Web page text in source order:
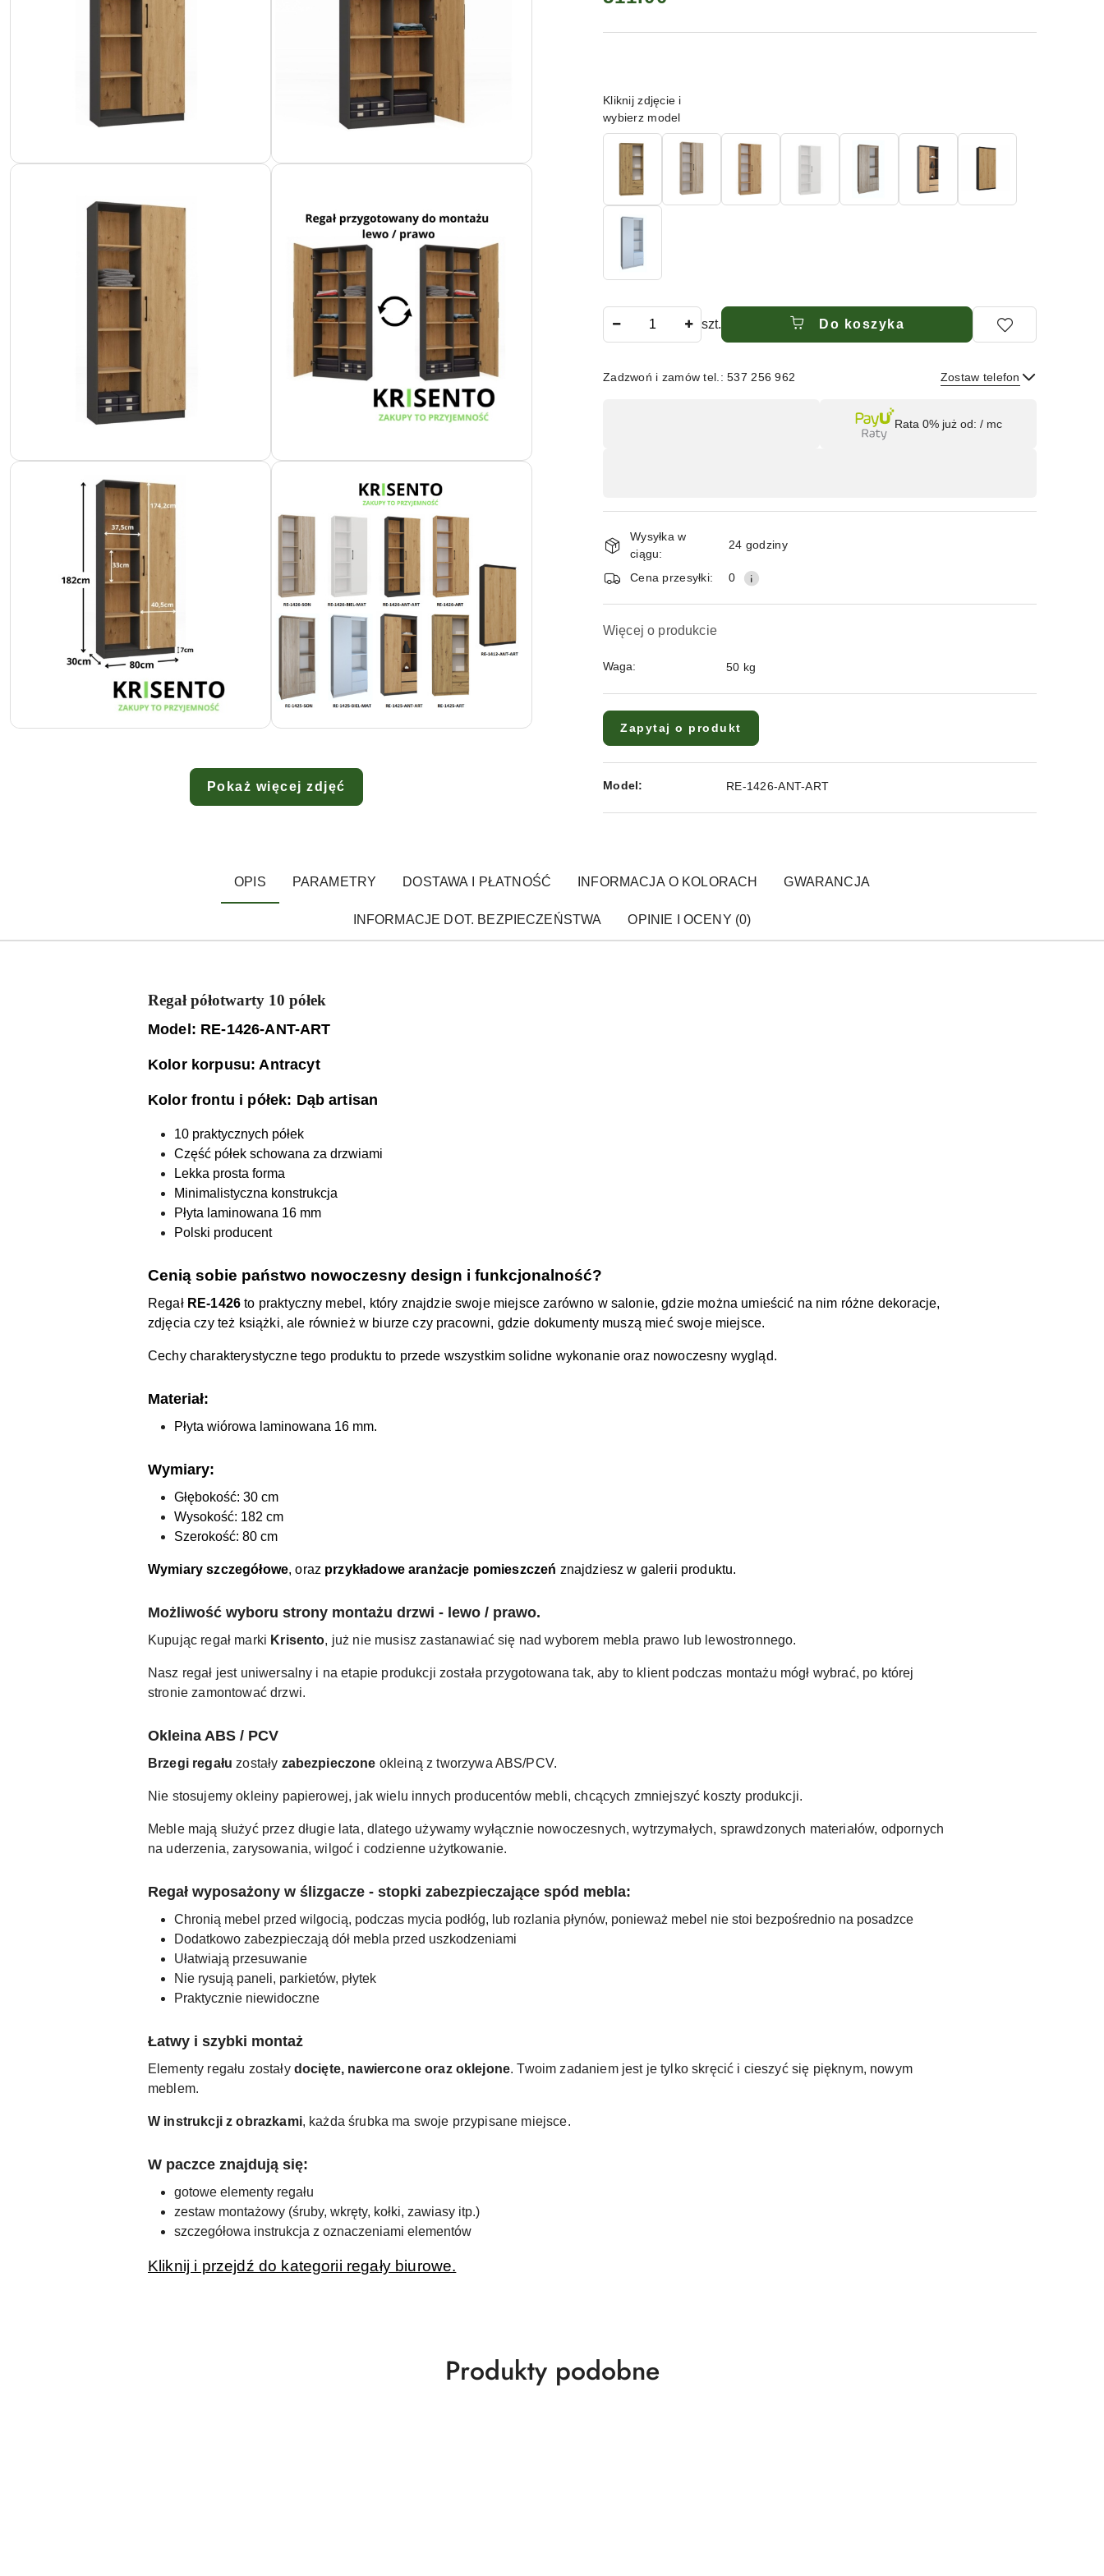
Pokaż więcej zdjęć
Wariant
Kliknij zdjęcie i
wybierz model
szt. Do koszyka
Zadzwoń i zamów tel.: 537 256 962 Zostaw telefon
dostawa
Rata 0% już od: / mc
Wysyłka w
ciągu:
24 godziny
Cena przesyłki: 0
Więcej o produkcie
Waga: 50 kg
Zapytaj o produkt
Model: RE-1426-ANT-ART
OPIS PARAMETRY DOSTAWA I PŁATNOŚĆ INFORMACJA O KOLORACH GWARANCJA
INFORMACJE DOT. BEZPIECZEŃSTWA OPINIE I OCENY (0)
Regał półotwarty 10 półek
Model: RE-1426-ANT-ART
Kolor korpusu: Antracyt
Kolor frontu i półek: Dąb artisan
10 praktycznych półek
Część półek schowana za drzwiami
Lekka prosta forma
Minimalistyczna konstrukcja
Płyta laminowana 16 mm
Polski producent
Cenią sobie państwo nowoczesny design i funkcjonalność?
Regał RE-1426 to praktyczny mebel, który znajdzie swoje miejsce zarówno w salonie, gdzie można umieścić na nim różne dekoracje,
zdjęcia czy też książki, ale również w biurze czy pracowni, gdzie dokumenty muszą mieć swoje miejsce.
Cechy charakterystyczne tego produktu to przede wszystkim solidne wykonanie oraz nowoczesny wygląd.
Materiał:
Płyta wiórowa laminowana 16 mm.
Wymiary:
Głębokość: 30 cm
Wysokość: 182 cm
Szerokość: 80 cm
Wymiary szczegółowe, oraz przykładowe aranżacje pomieszczeń znajdziesz w galerii produktu.
Możliwość wyboru strony montażu drzwi - lewo / prawo.
Kupując regał marki Krisento, już nie musisz zastanawiać się nad wyborem mebla prawo lub lewostronnego.
Nasz regał jest uniwersalny i na etapie produkcji została przygotowana tak, aby to klient podczas montażu mógł wybrać, po której
stronie zamontować drzwi.
Okleina ABS / PCV
Brzegi regałuzostały zabezpieczone okleiną z tworzywa ABS/PCV.
Nie stosujemy okleiny papierowej, jak wielu innych producentów mebli, chcących zmniejszyć koszty produkcji.
Meble mają służyć przez długie lata, dlatego używamy wyłącznie nowoczesnych, wytrzymałych, sprawdzonych materiałów, odpornych
na uderzenia, zarysowania, wilgoć i codzienne użytkowanie.
Regał wyposażony w ślizgacze - stopki zabezpieczające spód mebla:
Chronią mebel przed wilgocią, podczas mycia podłóg, lub rozlania płynów, ponieważ mebel nie stoi bezpośrednio na posadzce
Dodatkowo zabezpieczają dół mebla przed uszkodzeniami
Ułatwiają przesuwanie
Nie rysują paneli, parkietów, płytek
Praktycznie niewidoczne
Łatwy i szybki montaż
Elementy regału zostały docięte, nawiercone oraz oklejone. Twoim zadaniem jest je tylko skręcić i cieszyć się pięknym, nowym
meblem.
W instrukcji z obrazkami, każda śrubka ma swoje przypisane miejsce.
W paczce znajdują się:
gotowe elementy regału
zestaw montażowy (śruby, wkręty, kołki, zawiasy itp.)
szczegółowa instrukcja z oznaczeniami elementów
Kliknij i przejdź do kategorii regały biurowe.
Produkty
Produkty podobne